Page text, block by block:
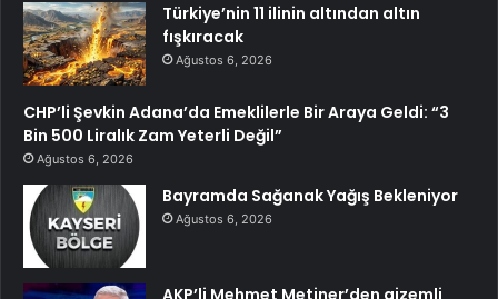
Türkiye’nin 11 ilinin altından altın
fışkıracak
Ağustos 6, 2026
CHP’li Şevkin Adana’da Emeklilerle Bir Araya Geldi: “3
Bin 500 Liralık Zam Yeterli Değil”
Ağustos 6, 2026
Bayramda Sağanak Yağış Bekleniyor
Ağustos 6, 2026